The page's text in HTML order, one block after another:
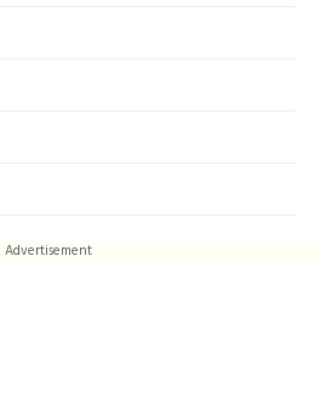
Advertisement